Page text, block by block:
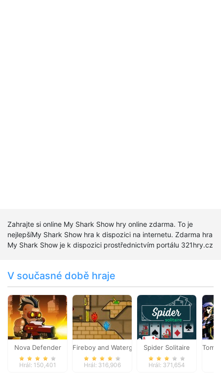
Zahrajte si online My Shark Show hry online zdarma. To je
nejlepšíMy Shark Show hra k dispozici na internetu. Zdarma hra
My Shark Show je k dispozici prostřednictvím portálu 321hry.cz
V současné době hraje
Nova Defender
Hrál: 150,401
Fireboy and Watergirl 2
Hrál: 316,906
Spider Solitaire
Hrál: 371,654
Tom